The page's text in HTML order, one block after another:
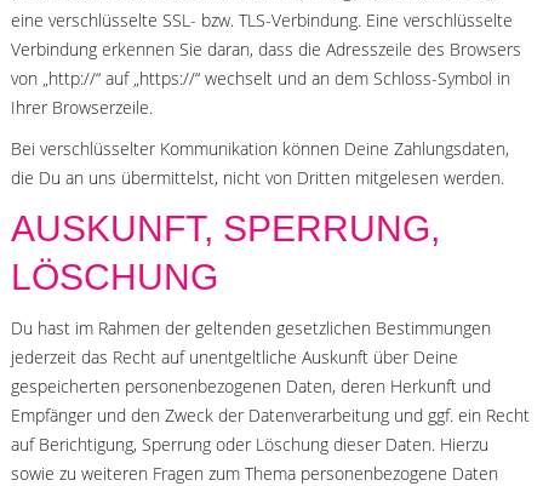
eine verschlüsselte SSL- bzw. TLS-Verbindung. Eine verschlüsselte
Verbindung erkennen Sie daran, dass die Adresszeile des Browsers
von „http://“ auf „https://“ wechselt und an dem Schloss-Symbol in
Ihrer Browserzeile.
Bei verschlüsselter Kommunikation können Deine Zahlungsdaten,
die Du an uns übermittelst, nicht von Dritten mitgelesen werden.
AUSKUNFT, SPERRUNG,
LÖSCHUNG
Du hast im Rahmen der geltenden gesetzlichen Bestimmungen
jederzeit das Recht auf unentgeltliche Auskunft über Deine
gespeicherten personenbezogenen Daten, deren Herkunft und
Empfänger und den Zweck der Datenverarbeitung und ggf. ein Recht
auf Berichtigung, Sperrung oder Löschung dieser Daten. Hierzu
sowie zu weiteren Fragen zum Thema personenbezogene Daten